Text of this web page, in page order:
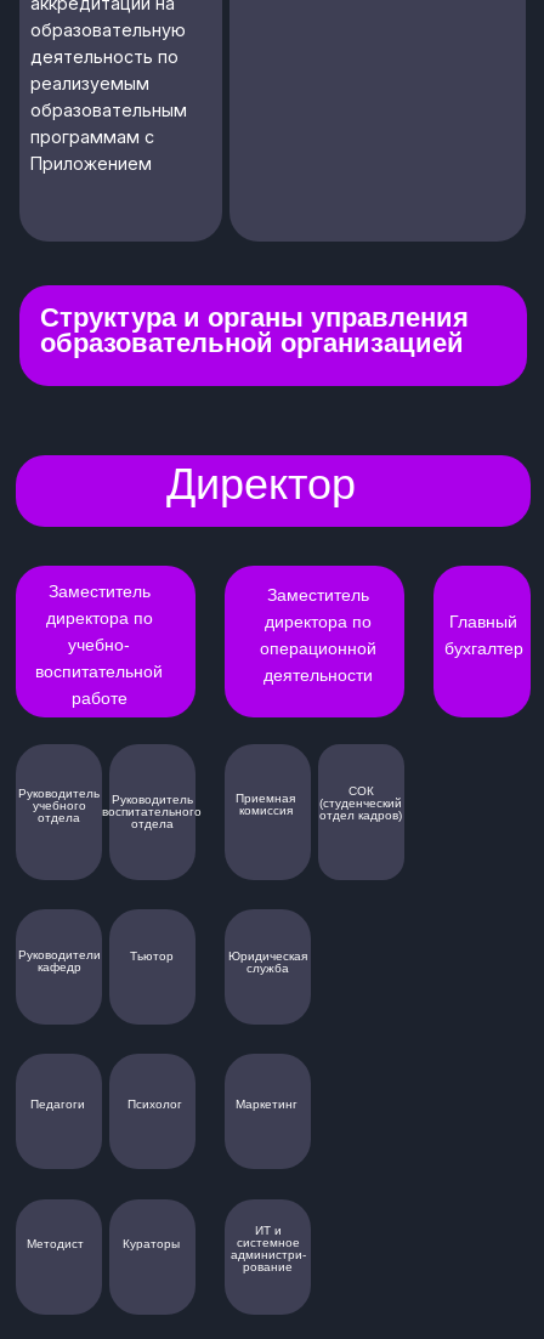
Тьютор
Руководители
Методист Кураторы
Амбассадоры
ИТ и
системное
администри-
рование
Завхоз